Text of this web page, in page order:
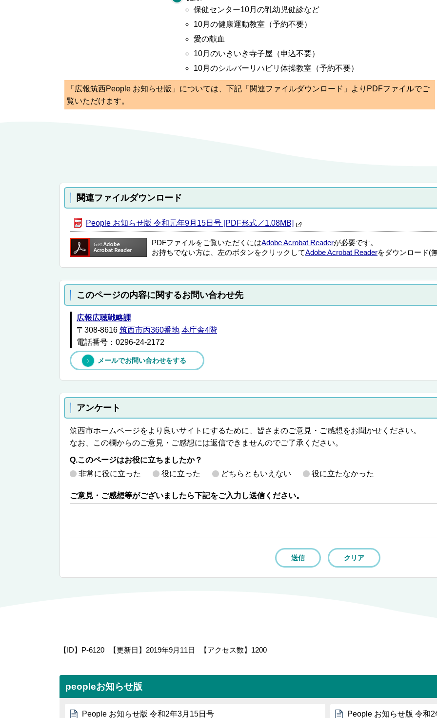
保健センター10月の乳幼児健診など
10月の健康運動教室（予約不要）
愛の献血
10月のいきいき寺子屋（申込不要）
10月のシルバーリハビリ体操教室（予約不要）
「広報筑西People お知らせ版」については、下記「関連ファイルダウンロード」よりPDFファイルでご
覧いただけます。
関連ファイルダウンロード
People お知らせ版 令和元年9月15日号 [PDF形式／1.08MB]
PDFファイルをご覧いただくにはAdobe Acrobat Readerが必要です。
お持ちでない方は、左のボタンをクリックしてAdobe Acrobat Readerをダウンロード(
このページの内容に関するお問い合わせ先
広報広聴戦略課
〒308-8616 筑西市丙360番地 本庁舎4階
電話番号：0296-24-2172
メールでお問い合わせをする
アンケート
筑西市ホームページをより良いサイトにするために、皆さまのご意見・ご感想をお聞かせください。
なお、この欄からのご意見・ご感想には返信できませんのでご了承ください。
Q.このページはお役に立ちましたか？
非常に役に立った
役に立った どちらともいえない 役に立たなかった
ご意見・ご感想等がございましたら下記をご入力し送信ください。
【ID】 P-6120 【更新日】 2019年9月11日 【アクセス数】 1200
peopleお知らせ版
People お知らせ版 令和2年3月15日号 People お知らせ版 令和